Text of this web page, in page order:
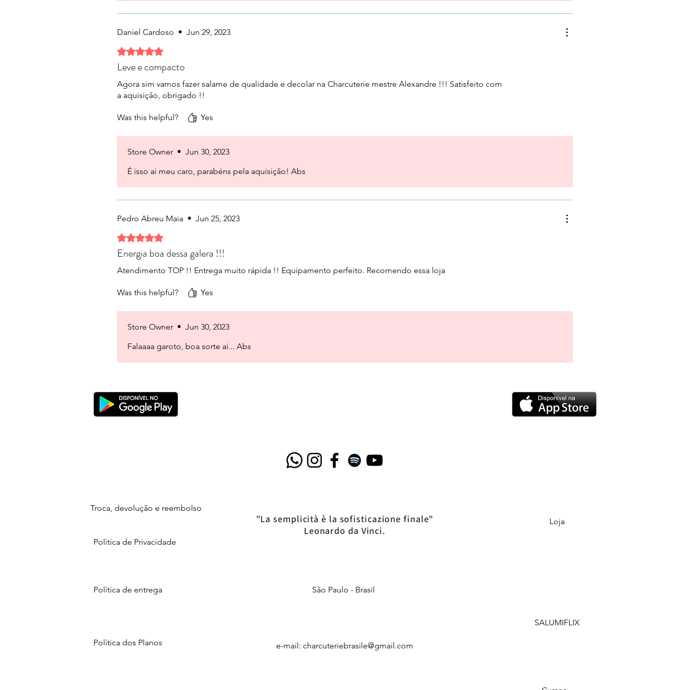
Daniel Cardoso • Jun 29, 2023
Rated 5 out of 5 stars.
Leve e compacto
Agora sim vamos fazer salame de qualidade e decolar na Charcuterie mestre Alexandre !!! Satisfeito com
a aquisição, obrigado !!
Was this helpful? Yes
Store Owner • Jun 30, 2023
É isso ai meu caro, parabéns pela aquisição! Abs
Pedro Abreu Maia • Jun 25, 2023
Rated 5 out of 5 stars.
Energia boa dessa galera !!!
Atendimento TOP !! Entrega muito rápida !! Equipamento perfeito. Recomendo essa loja
Was this helpful? Yes
Store Owner • Jun 30, 2023
Falaaaa garoto, boa sorte ai... Abs
Troca, devolução e reembolso
Política de Privacidade
Política de entrega
"La semplicità è la sofisticazione finale"
Leonardo da Vinci.
São Paulo - Brasil
Loja
SALUMIFLIX
Política dos Planos e-mail: charcuteriebrasile@gmail.com